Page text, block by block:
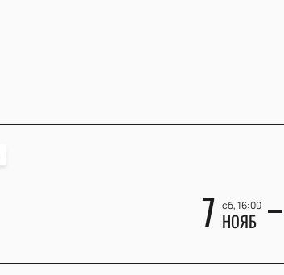
7 сб, 16:00
НОЯБ